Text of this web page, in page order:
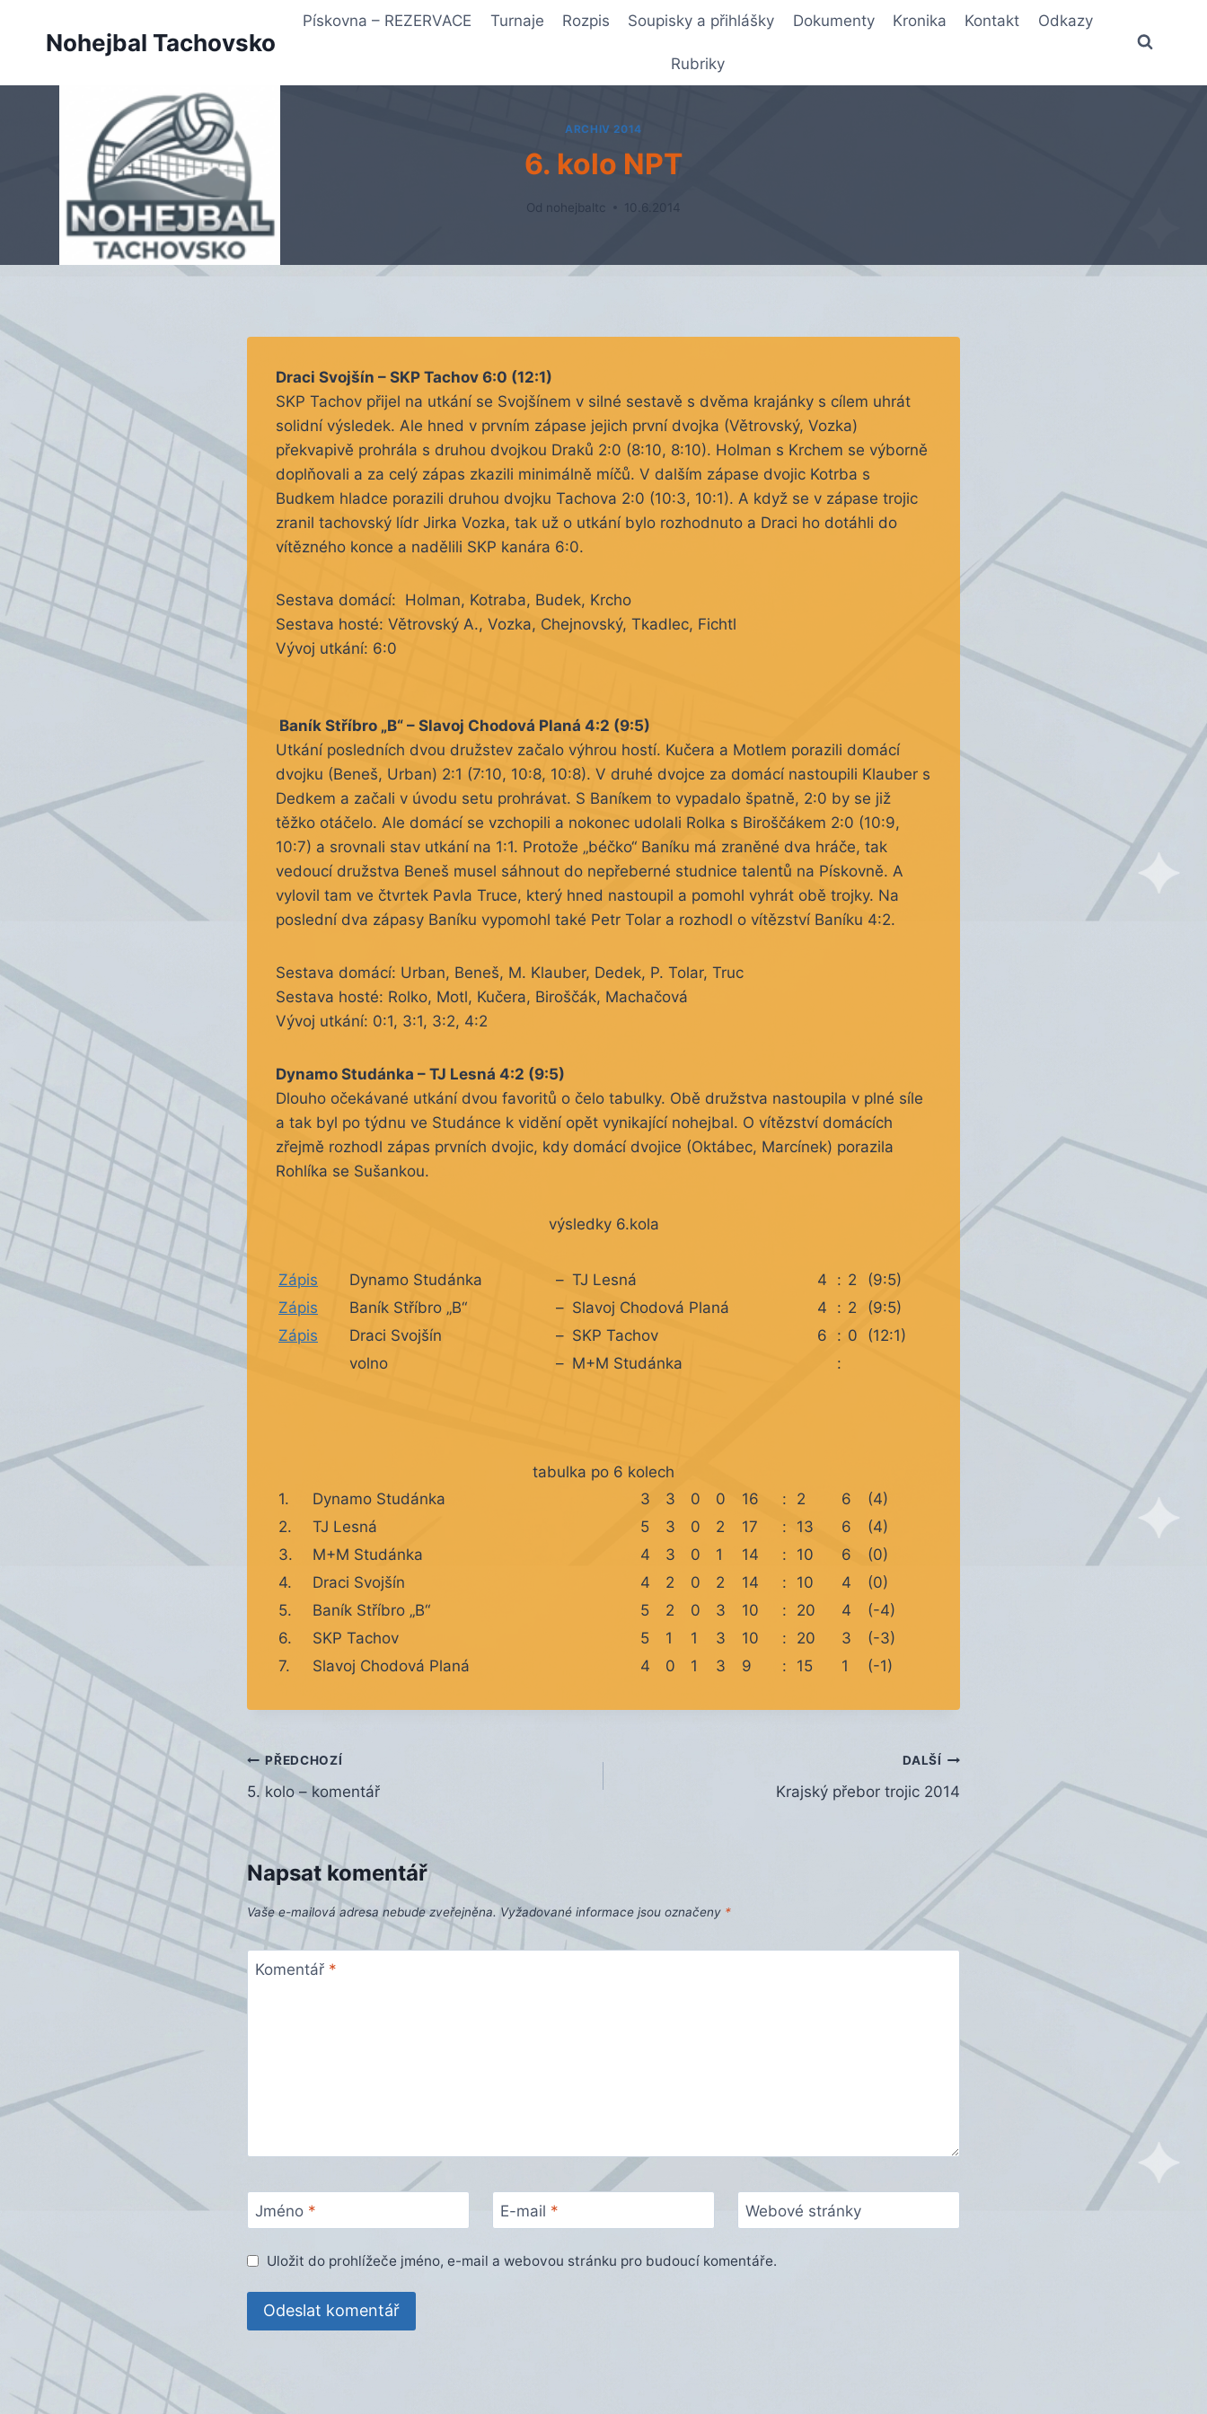
Nohejbal Tachovsko
Pískovna – REZERVACE Turnaje Rozpis Soupisky a přihlášky Dokumenty Kronika Kontakt Odkazy
Rubriky
ARCHIV 2014
6. kolo NPT
Od nohejbaltc 10.6.2014
Draci Svojšín – SKP Tachov 6:0 (12:1)
SKP Tachov přijel na utkání se Svojšínem v silné sestavě s dvěma krajánky s cílem uhrát
solidní výsledek. Ale hned v prvním zápase jejich první dvojka (Větrovský, Vozka)
překvapivě prohrála s druhou dvojkou Draků 2:0 (8:10, 8:10). Holman s Krchem se výborně
doplňovali a za celý zápas zkazili minimálně míčů. V dalším zápase dvojic Kotrba s
Budkem hladce porazili druhou dvojku Tachova 2:0 (10:3, 10:1). A když se v zápase trojic
zranil tachovský lídr Jirka Vozka, tak už o utkání bylo rozhodnuto a Draci ho dotáhli do
vítězného konce a nadělili SKP kanára 6:0.
Sestava domácí: Holman, Kotraba, Budek, Krcho
Sestava hosté: Větrovský A., Vozka, Chejnovský, Tkadlec, Fichtl
Vývoj utkání: 6:0
Baník Stříbro „B“ – Slavoj Chodová Planá 4:2 (9:5)
Utkání posledních dvou družstev začalo výhrou hostí. Kučera a Motlem porazili domácí
dvojku (Beneš, Urban) 2:1 (7:10, 10:8, 10:8). V druhé dvojce za domácí nastoupili Klauber s
Dedkem a začali v úvodu setu prohrávat. S Baníkem to vypadalo špatně, 2:0 by se již
těžko otáčelo. Ale domácí se vzchopili a nokonec udolali Rolka s Biroščákem 2:0 (10:9,
10:7) a srovnali stav utkání na 1:1. Protože „béčko“ Baníku má zraněné dva hráče, tak
vedoucí družstva Beneš musel sáhnout do nepřeberné studnice talentů na Pískovně. A
vylovil tam ve čtvrtek Pavla Truce, který hned nastoupil a pomohl vyhrát obě trojky. Na
poslední dva zápasy Baníku vypomohl také Petr Tolar a rozhodl o vítězství Baníku 4:2.
Sestava domácí: Urban, Beneš, M. Klauber, Dedek, P. Tolar, Truc
Sestava hosté: Rolko, Motl, Kučera, Biroščák, Machačová
Vývoj utkání: 0:1, 3:1, 3:2, 4:2
Dynamo Studánka – TJ Lesná 4:2 (9:5)
Dlouho očekávané utkání dvou favoritů o čelo tabulky. Obě družstva nastoupila v plné síle
a tak byl po týdnu ve Studánce k vidění opět vynikající nohejbal. O vítězství domácích
zřejmě rozhodl zápas prvních dvojic, kdy domácí dvojice (Oktábec, Marcínek) porazila
Rohlíka se Sušankou.
výsledky 6.kola
Zápis Dynamo Studánka – TJ Lesná 4 : 2
(9:5)
Zápis
Baník Stříbro „B“ – Slavoj Chodová Planá 4 : 2
(9:5)
Zápis
Draci Svojšín – SKP Tachov 6 : 0
(12:1)
volno
– M+M Studánka :
tabulka po 6 kolech
1.
Dynamo Studánka 3 3 0 0 16 : 2 6
(4)
2.
TJ Lesná 5 3 0 2 17 : 13 6
(4)
3.
M+M Studánka 4 3 0 1 14 : 10 6
(0)
4.
Draci Svojšín 4 2 0 2 14 : 10 4
(0)
5.
Baník Stříbro „B“ 5 2 0 3 10 : 20 4
(-4)
6.
SKP Tachov 5 1 1 3 10 : 20 3
(-3)
7.
Slavoj Chodová Planá 4 0 1 3 9 : 15 1 (-1)
Navigace
pro
příspěvek
PŘEDCHOZÍ
5. kolo – komentář
DALŠÍ
Krajský přebor trojic 2014
Napsat komentář
Vaše e-mailová adresa nebude zveřejněna. Vyžadované informace jsou označeny *
Komentář *
Jméno * E-mail * Webové stránky
Uložit do prohlížeče jméno, e-mail a webovou stránku pro budoucí komentáře.